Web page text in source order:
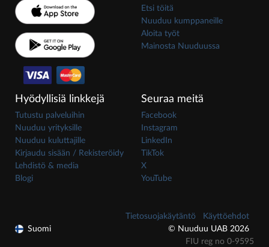
Etsi töitä
Nuuduu kumppaneille
Aloita työt
Mainosta Nuuduussa
Hyödyllisiä linkkejä
Tutustu palveluihin
Nuuduu yrityksille
Nuuduu kuluttajille
Kirjaudu sisään / Rekisteröidy
Lehdistö & media
Blogi
Seuraa meitä
Facebook
Instagram
LinkedIn
TikTok
X
YouTube
Suomi
Tietosuojakäytäntö
Käyttöehdot
© Nuuduu UAB 2026
FIU reg no 0-9595